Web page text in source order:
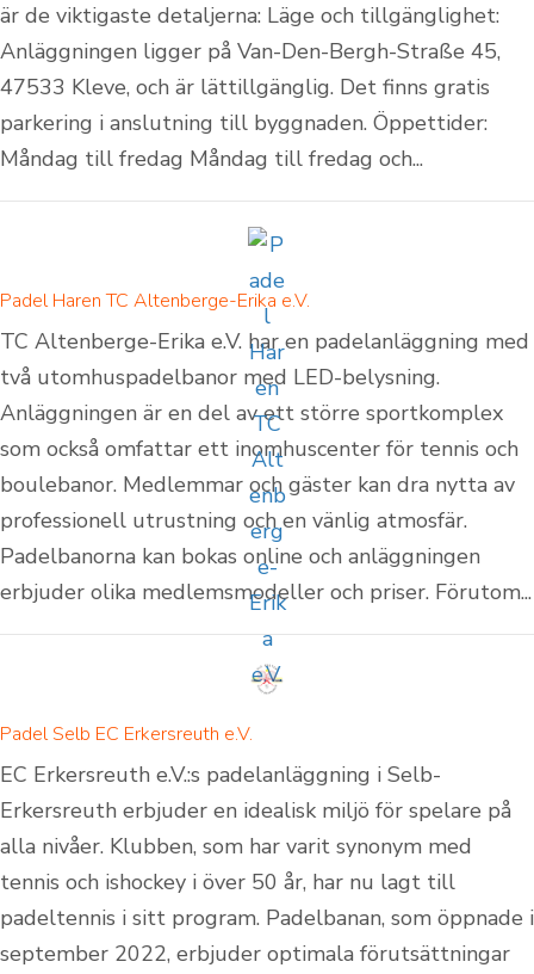
är de viktigaste detaljerna: Läge och tillgänglighet:
Anläggningen ligger på Van-Den-Bergh-Straße 45,
47533 Kleve, och är lättillgänglig. Det finns gratis
parkering i anslutning till byggnaden. Öppettider:
Måndag till fredag Måndag till fredag och...
Padel Haren TC Altenberge-Erika e.V.
TC Altenberge-Erika e.V. har en padelanläggning med
två utomhuspadelbanor med LED-belysning.
Anläggningen är en del av ett större sportkomplex
som också omfattar ett inomhuscenter för tennis och
boulebanor. Medlemmar och gäster kan dra nytta av
professionell utrustning och en vänlig atmosfär.
Padelbanorna kan bokas online och anläggningen
erbjuder olika medlemsmodeller och priser. Förutom...
Padel Selb EC Erkersreuth e.V.
EC Erkersreuth e.V.:s padelanläggning i Selb-
Erkersreuth erbjuder en idealisk miljö för spelare på
alla nivåer. Klubben, som har varit synonym med
tennis och ishockey i över 50 år, har nu lagt till
padeltennis i sitt program. Padelbanan, som öppnade i
september 2022, erbjuder optimala förutsättningar